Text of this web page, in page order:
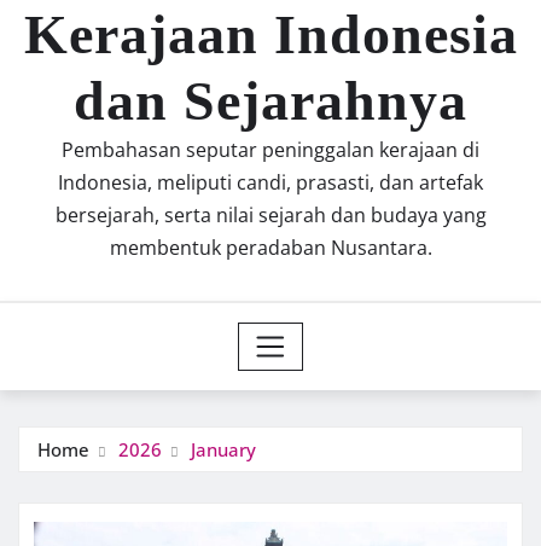
Kerajaan Indonesia
dan Sejarahnya
Pembahasan seputar peninggalan kerajaan di
Indonesia, meliputi candi, prasasti, dan artefak
bersejarah, serta nilai sejarah dan budaya yang
membentuk peradaban Nusantara.
Home 2026 January